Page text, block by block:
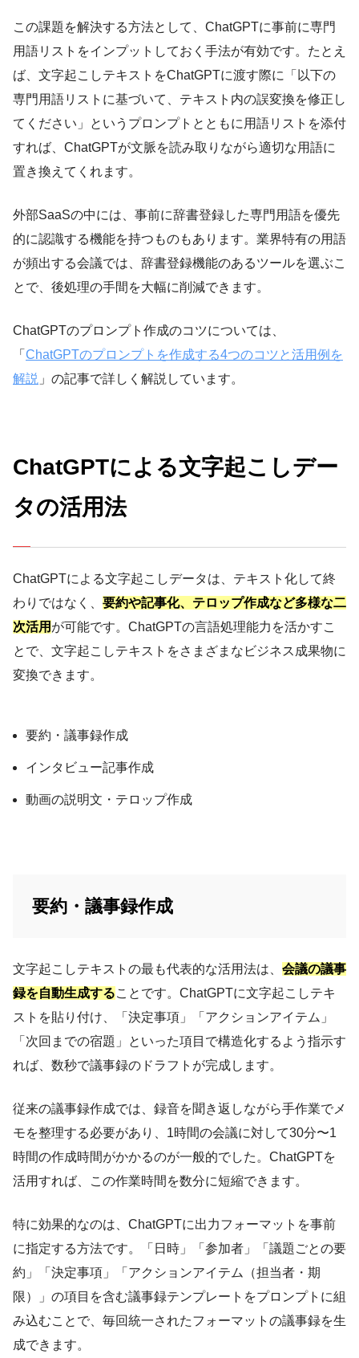
この課題を解決する方法として、ChatGPTに事前に専門
用語リストをインプットしておく手法が有効です。たとえ
ば、文字起こしテキストをChatGPTに渡す際に「以下の
専門用語リストに基づいて、テキスト内の誤変換を修正し
てください」というプロンプトとともに用語リストを添付
すれば、ChatGPTが文脈を読み取りながら適切な用語に
置き換えてくれます。
外部SaaSの中には、事前に辞書登録した専門用語を優先
的に認識する機能を持つものもあります。業界特有の用語
が頻出する会議では、辞書登録機能のあるツールを選ぶこ
とで、後処理の手間を大幅に削減できます。
ChatGPTのプロンプト作成のコツについては、
「 ChatGPTのプロンプトを作成する4つのコツと活用例を
解説 」の記事で詳しく解説しています。
ChatGPTによる文字起こしデー
タの活用法
ChatGPTによる文字起こしデータは、テキスト化して終
わりではなく、 要約や記事化、テロップ作成など多様な二
次活用 が可能です。ChatGPTの言語処理能力を活かすこ
とで、文字起こしテキストをさまざまなビジネス成果物に
変換できます。
要約・議事録作成
インタビュー記事作成
動画の説明文・テロップ作成
要約・議事録作成
文字起こしテキストの最も代表的な活用法は、 会議の議事
録を自動生成することです。ChatGPTに文字起こしテキ
ストを貼り付け、「決定事項」「アクションアイテム」
「次回までの宿題」といった項目で構造化するよう指示す
れば、数秒で議事録のドラフトが完成します。
従来の議事録作成では、録音を聞き返しながら手作業でメ
モを整理する必要があり、1時間の会議に対して30分〜1
時間の作成時間がかかるのが一般的でした。ChatGPTを
活用すれば、この作業時間を数分に短縮できます。
特に効果的なのは、ChatGPTに出力フォーマットを事前
に指定する方法です。「日時」「参加者」「議題ごとの要
約」「決定事項」「アクションアイテム（担当者・期
限）」の項目を含む議事録テンプレートをプロンプトに組
み込むことで、毎回統一されたフォーマットの議事録を生
成できます。